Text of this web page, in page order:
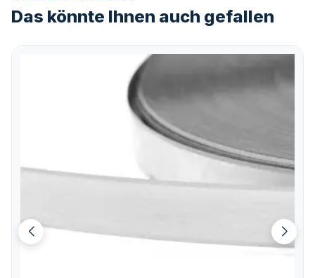
Das könnte Ihnen auch gefallen